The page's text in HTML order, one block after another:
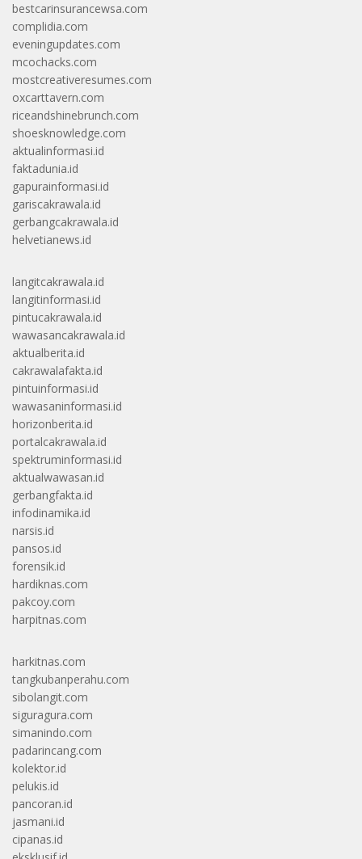
bestcarinsurancewsa.com
complidia.com
eveningupdates.com
mcochacks.com
mostcreativeresumes.com
oxcarttavern.com
riceandshinebrunch.com
shoesknowledge.com
aktualinformasi.id
faktadunia.id
gapurainformasi.id
gariscakrawala.id
gerbangcakrawala.id
helvetianews.id
langitcakrawala.id
langitinformasi.id
pintucakrawala.id
wawasancakrawala.id
aktualberita.id
cakrawalafakta.id
pintuinformasi.id
wawasaninformasi.id
horizonberita.id
portalcakrawala.id
spektruminformasi.id
aktualwawasan.id
gerbangfakta.id
infodinamika.id
narsis.id
pansos.id
forensik.id
hardiknas.com
pakcoy.com
harpitnas.com
harkitnas.com
tangkubanperahu.com
sibolangit.com
siguragura.com
simanindo.com
padarincang.com
kolektor.id
pelukis.id
pancoran.id
jasmani.id
cipanas.id